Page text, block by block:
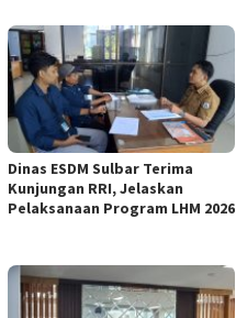
Dinas ESDM Sulbar Terima
Kunjungan RRI, Jelaskan
Pelaksanaan Program LHM 2026